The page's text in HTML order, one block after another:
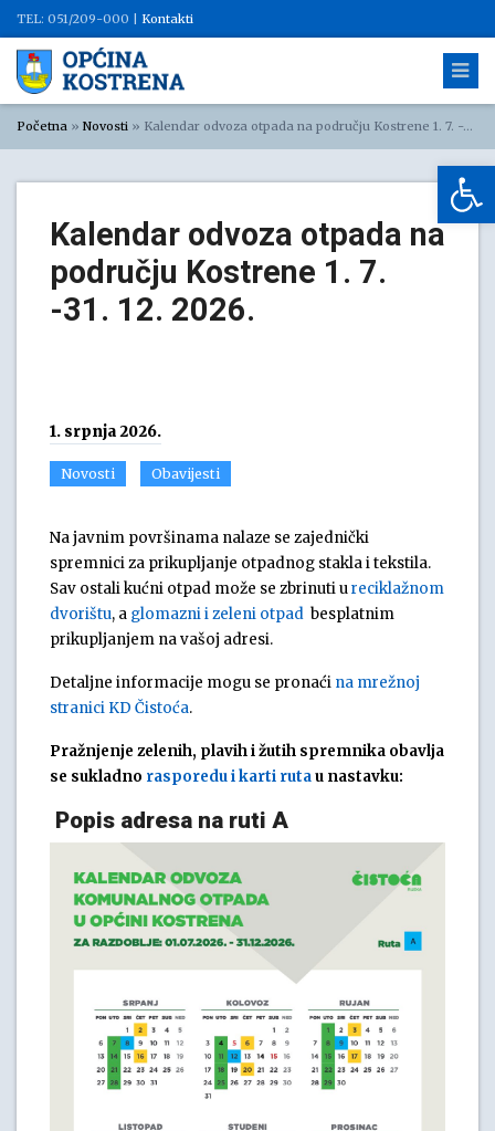
TEL: 051/209-000 | Kontakti
Početna » Novosti » Kalendar odvoza otpada na području Kostrene 1. 7. -31. 12. 2026.
Kalendar odvoza otpada na
području Kostrene 1. 7.
-31. 12. 2026.
1. srpnja 2026.
Novosti Obavijesti
Na javnim površinama nalaze se zajednički
spremnici za prikupljanje otpadnog stakla i tekstila.
Sav ostali kućni otpad može se zbrinuti ureciklažnom
dvorištu, a glomazni i zeleni otpad besplatnim
prikupljanjem na vašoj adresi.
Detaljne informacije mogu se pronaći na mrežnoj
stranici KD Čistoća.
Pražnjenje zelenih, plavih i žutih spremnika obavlja
se sukladno rasporedu i karti rutau nastavku:
Popis adresa na ruti A